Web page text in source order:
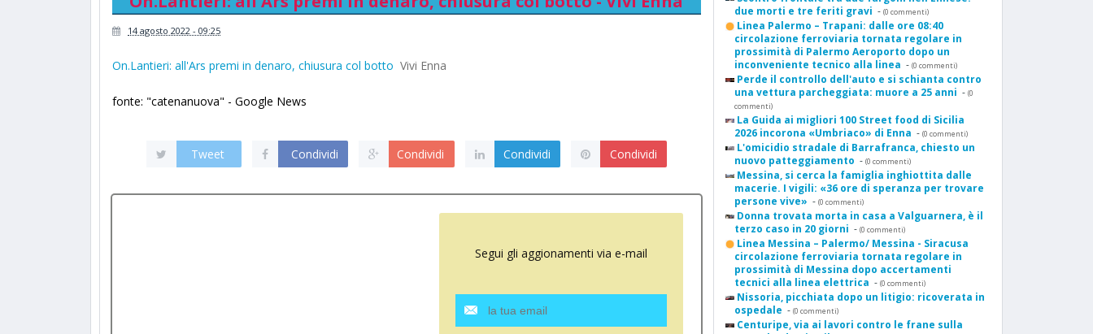
14 agosto 2022 - 09:25
On.Lantieri: all'Ars premi in denaro, chiusura col botto Vivi Enna
fonte: "catenanuova" - Google News
Tweet Condividi Condividi Condividi Condividi
Segui gli aggionamenti via e-mail
due morti e tre feriti gravi - (0 commenti)
Linea Palermo – Trapani: dalle ore 08:40
circolazione ferroviaria tornata regolare in
prossimità di Palermo Aeroporto dopo un
inconveniente tecnico alla linea - (0 commenti)
Perde il controllo dell'auto e si schianta contro
una vettura parcheggiata: muore a 25 anni - (0
commenti)
La Guida ai migliori 100 Street food di Sicilia
2026 incorona «Umbriaco» di Enna - (0 commenti)
L'omicidio stradale di Barrafranca, chiesto un
nuovo patteggiamento - (0 commenti)
Messina, si cerca la famiglia inghiottita dalle
macerie. I vigili: «36 ore di speranza per trovare
persone vive» - (0 commenti)
Donna trovata morta in casa a Valguarnera, è il
terzo caso in 20 giorni - (0 commenti)
Linea Messina – Palermo/ Messina - Siracusa
circolazione ferroviaria tornata regolare in
prossimità di Messina dopo accertamenti
tecnici alla linea elettrica - (0 commenti)
Nissoria, picchiata dopo un litigio: ricoverata in
ospedale - (0 commenti)
Centuripe, via ai lavori contro le frane sulla